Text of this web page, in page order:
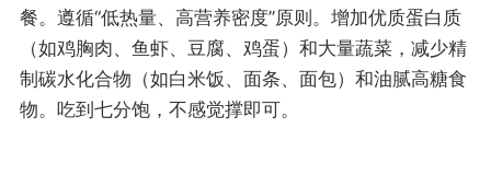
餐。遵循“低热量、高营养密度”原则。增加优质蛋白质
（如鸡胸肉、鱼虾、豆腐、鸡蛋）和大量蔬菜，减少精
制碳水化合物（如白米饭、面条、面包）和油腻高糖食
物。吃到七分饱，不感觉撑即可。